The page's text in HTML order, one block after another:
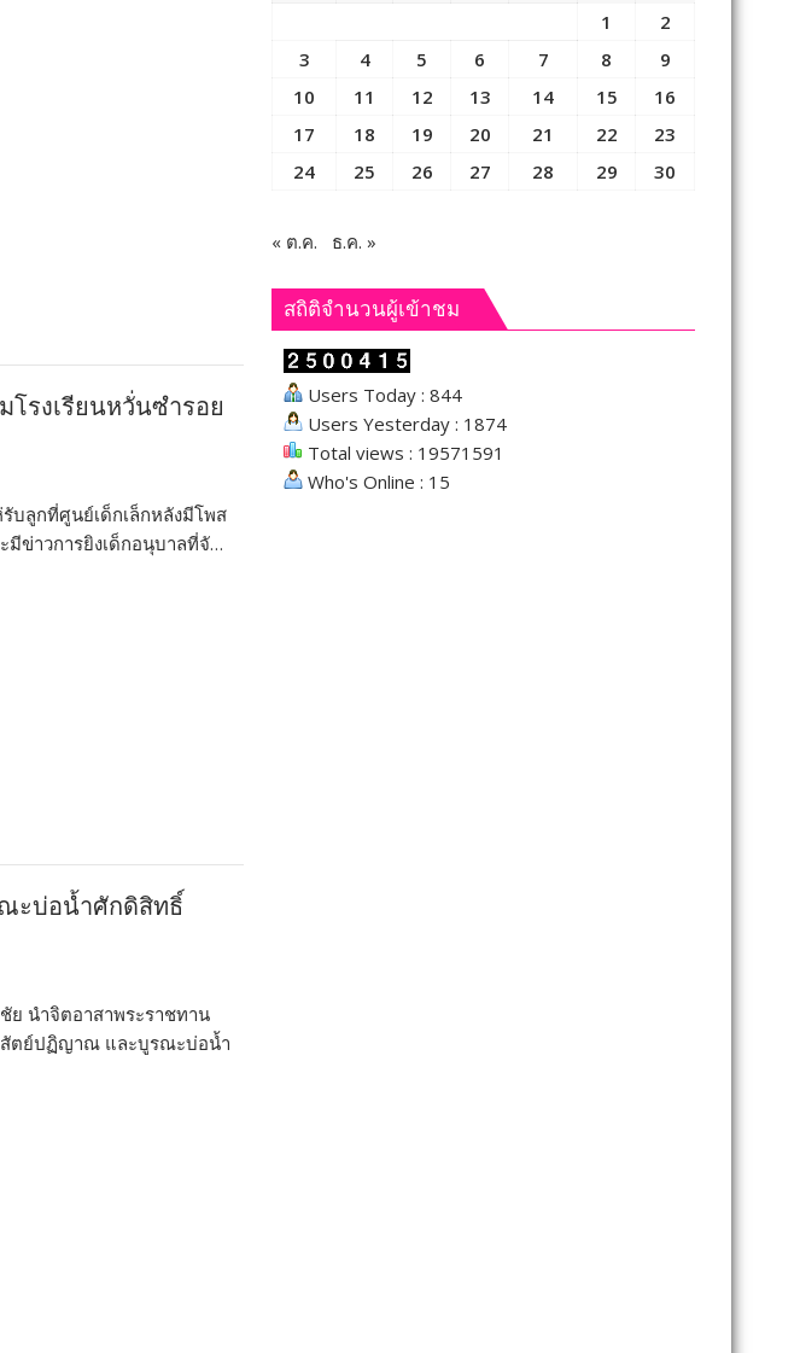
รงเรียนหวั่นซำรอย
บลูกที่ศูนย์เด็กเล็กหลังมีโพส
มีข่าวการยิงเด็กอนุบาลที่จั…
ะบ่อน้ำศักดิสิทธิ์
ย นำจิตอาสาพระราชทาน
สัตย์ปฏิญาณ และบูรณะบ่อน้ำ
1
2
3
4 5 6 7 8
9
10
11 12 13 14 15
16
17
18 19 20 21 22
23
24
25 26 27 28 29 30
« ต.ค. ธ.ค. »
สถิติจำนวนผู้เข้าชม
Users Today : 844
Users Yesterday : 1874
Total views : 19571591
Who's Online : 15